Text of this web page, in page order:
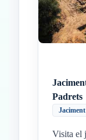
Padrets
Visita el